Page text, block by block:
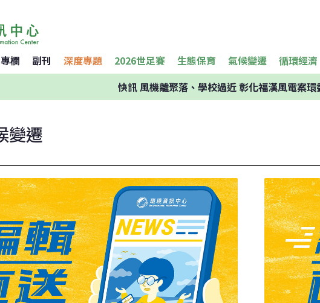
專欄 副刊 深度專題 2026世足賽 生態保育 氣候變遷 循環經濟
快訊風機離聚落、學校過近 彰化福漢風電案
變遷